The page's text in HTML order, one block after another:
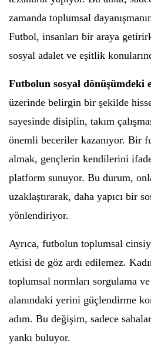
zamanda toplumsal
Futbol, insanları bir araya
sosyal adalet ve eşitlik
Futbolun sosyal dönüşümdeki
üzerinde belirgin bir şekilde
sayesinde disiplin, takım
önemli beceriler kazanıyor. Bir
almak, gençlerin kendilerini
platform sunuyor. Bu durum,
uzaklaştırarak, daha yapıcı bir
yönlendiriyor.
Ayrıca, futbolun toplumsal
etkisi de göz ardı edilemez.
toplumsal normları sorgulama ve
alanındaki yerini güçlendirme
adım. Bu değişim, sadece
yankı buluyor.